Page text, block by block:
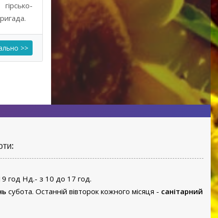
>>
год Нд.- з 10 до 17 год.
субота. Останній вівторок кожного місяця - санітарний